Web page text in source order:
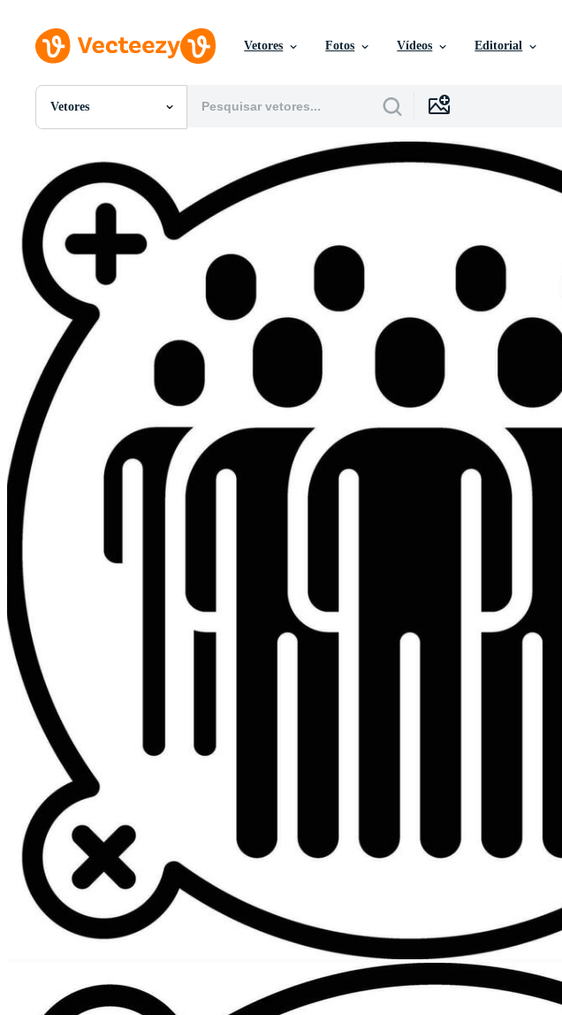
Vetores Fotos Vídeos Editorial
Vetores
Todas Imagens
PNGs
PSDs
SVGs
Videos
Motion graphics
Imagens Editoriais
Eventos Editoriais